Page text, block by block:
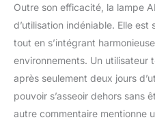
Outre son efficacité, la lampe
d’utilisation indéniable. Elle est
tout en s’intégrant
environnements. Un utilisateur
après seulement deux jours
pouvoir s’asseoir dehors sans
autre commentaire mentionne